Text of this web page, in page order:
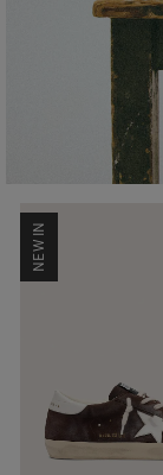
NEW IN